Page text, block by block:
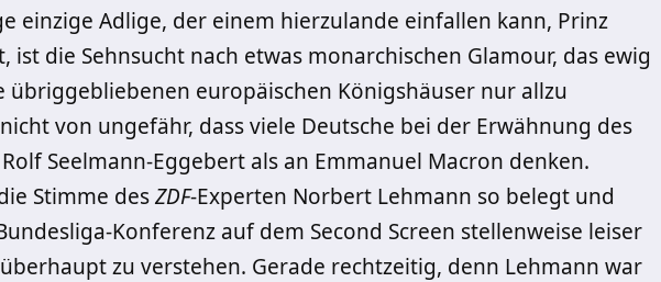
einzige Adlige, der einem hierzulande einfallen kann, Prinz
ist die Sehnsucht nach etwas monarchischen Glamour, das ewig
übriggebliebenen europäischen Königshäuser nur allzu
von ungefähr, dass viele Deutsche bei der Erwähnung des
Seelmann-Eggebert als an Emmanuel Macron denken.
Stimme desZDF-Experten Norbert Lehmann so belegt und
Konferenz auf dem Second Screen stellenweise leiser
zu verstehen. Gerade rechtzeitig, denn Lehmann war